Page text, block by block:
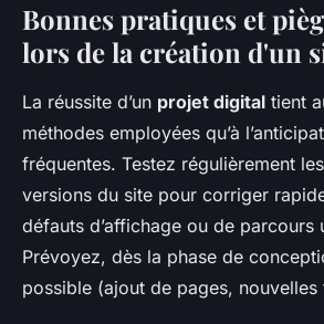
Bonnes pratiques et
lors de la création d'un
La réussite d’un projet digital tient
méthodes employées qu’à
fréquentes. Testez régulièrement
versions du site pour corriger
défauts d’affichage ou de parcours
Prévoyez, dès la phase de
possible (ajout de pages,